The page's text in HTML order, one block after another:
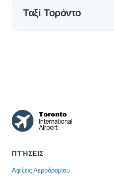
Ταξί Τορόντο
ΠΤΉΣΕΙΣ
Αφίξεις Αεροδρομίου